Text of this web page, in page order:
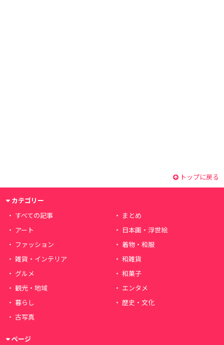
トップに戻る
カテゴリー
すべての記事
まとめ
アート
日本画・浮世絵
ファッション
着物・和服
雑貨・インテリア
和雑貨
グルメ
和菓子
観光・地域
エンタメ
暮らし
歴史・文化
古写真
ページ